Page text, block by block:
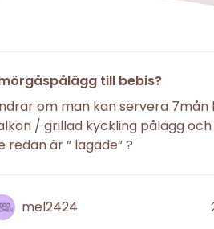
till bebis?
om man kan servera 7mån
/ grillad kyckling pålägg
redan är ” lagade” ?
mel2424